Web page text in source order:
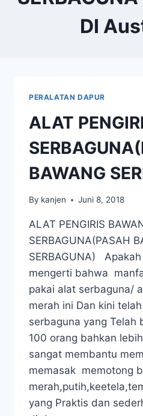
DI
PERALATAN DAPUR
ALAT
BAWANG
By kanjen Juni 8, 2018
ALAT PENGIRIS
SERBAGUNA(PASAH
SERBAGUNA)
mengerti bahwa
pakai alat serbaguna/
merah ini Dan kini
serbaguna yang Telah
100 orang bahkan
sangat membantu
memasak memotong
yang Praktis dan